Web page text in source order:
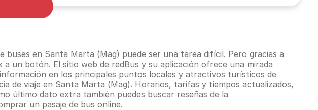
en Santa Marta (Mag) puede ser una tarea difícil. Pero gracias a
un botón. El sitio web de redBus y su aplicación ofrece una mirada
en los principales puntos locales y atractivos turísticos de
de viaje en Santa Marta (Mag). Horarios, tarifas y tiempos actualizados,
último dato extra también puedes buscar reseñas de la
un pasaje de bus online.